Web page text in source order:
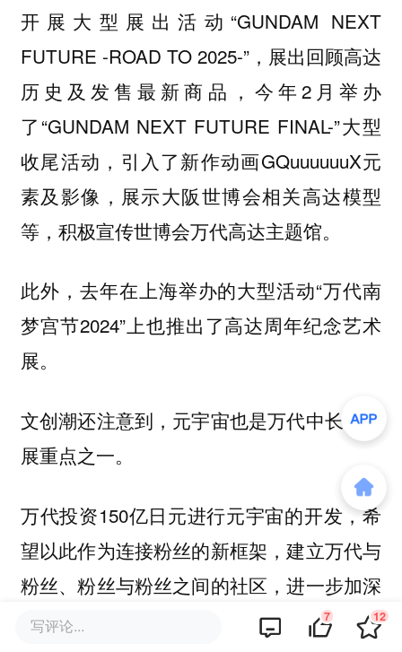
开展大型展出活动“GUNDAM NEXT
FUTURE -ROAD TO 2025-”，展出回顾高达
历史及发售最新商品，今年2月举办
了“GUNDAM NEXT FUTURE FINAL-”大型
收尾活动，引入了新作动画GQuuuuuuX元
素及影像，展示大阪世博会相关高达模型
等，积极宣传世博会万代高达主题馆。
此外，去年在上海举办的大型活动“万代南
梦宫节2024”上也推出了高达周年纪念艺术
展。
文创潮还注意到，元宇宙也是万代中长期发
展重点之一。
万代投资150亿日元进行元宇宙的开发，希
望以此作为连接粉丝的新框架，建立万代与
粉丝、粉丝与粉丝之间的社区，进一步加深
用户粘性。
写评论... 7 12